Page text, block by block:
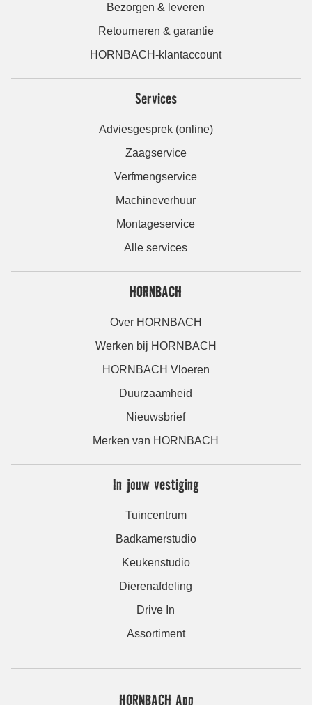
Bezorgen & leveren
Retourneren & garantie
HORNBACH-klantaccount
Services
Adviesgesprek (online)
Zaagservice
Verfmengservice
Machineverhuur
Montageservice
Alle services
HORNBACH
Over HORNBACH
Werken bij HORNBACH
HORNBACH Vloeren
Duurzaamheid
Nieuwsbrief
Merken van HORNBACH
In jouw vestiging
Tuincentrum
Badkamerstudio
Keukenstudio
Dierenafdeling
Drive In
Assortiment
HORNBACH App